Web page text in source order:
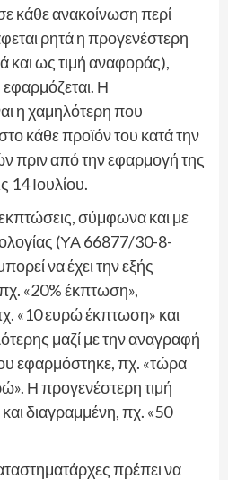
κάθε ανακοίνωση περί
ρητά η προγενέστερη
και ως τιμή αναφοράς),
εφαρμόζεται. Η
η χαμηλότερη που
κάθε προϊόν του κατά την
πριν από την εφαρμογή της
14 Ιουλίου.
εκπτώσεις, σύμφωνα και με
(ΥΑ 66877/30-8-
να έχει την εξής
«20% έκπτωση»,
«10 ευρώ έκπτωση» και
μαζί με την αναγραφή
εφαρμόστηκε, πχ. «τώρα
Η προγενέστερη τιμή
διαγραμμένη, πχ. «50
πρέπει να